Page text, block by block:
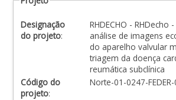
Designação
do projeto:
RHDECHO - RHDecho
análise de imagens
do aparelho valvular
triagem da doença
reumática subclínica
Código do
projeto:
Norte-01-0247-